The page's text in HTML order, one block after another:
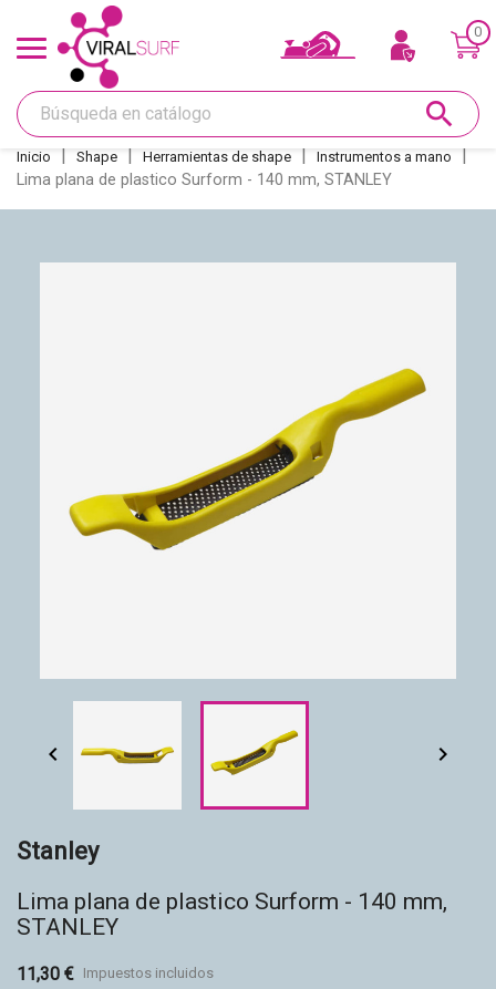
Ofertas y Tarjeta regalo
Shape
Glass
Accesorios
0
search
Inicio Shape Herramientas de shape Instrumentos a mano
Lima plana de plastico Surform - 140 mm, STANLEY
 
Stanley
Lima plana de plastico Surform - 140 mm,
STANLEY
11,30 € Impuestos incluidos